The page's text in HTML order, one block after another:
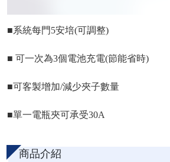
■系統每門5安培(可調整)
■ 可一次為3個電池充電(節能省時)
■可客製增加/減少夾子數量
■單一電瓶夾可承受30A
商品介紹